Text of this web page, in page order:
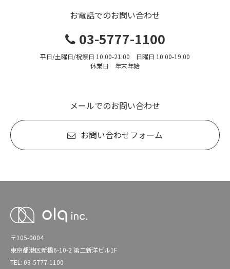
お電話でのお問い合わせ
03-5777-1100
平日/土曜日/祝祭日 10:00-21:00 日曜日 10:00-19:00
休業日 年末年始
メールでのお問い合わせ
お問い合わせフォーム
〒105-0004
東京都港区新橋6-10-2 第二新洋ビル1F
TEL: 03-5777-1100